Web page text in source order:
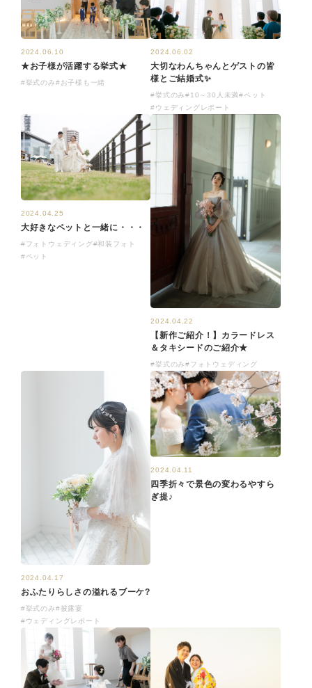
2024.06.10
★お子様が活躍する挙式★
#挙式のみ#お子様も一緒
2024.06.02
大切なわんちゃんとゲストの皆
様とご結婚式✨
#挙式のみ#10～30人未満#ペット
#ウェディングレポート
2024.04.25
大好きなペットと一緒に・・・
#フォトウェディング#和装フォト
#ペット
2024.04.22
【新作ご紹介！】カラードレス
＆タキシードのご紹介★
#挙式のみ#フォトウェディング
2024.04.17
おふたりらしさの溢れるブーケ?
#挙式のみ#披露宴
#ウェディングレポート
2024.04.11
四季折々で景色の変わるやすら
ぎ提♪